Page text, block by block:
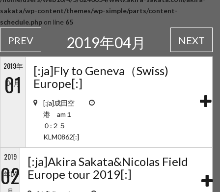
sakata/wp-content/themes/wp-simple/parts/content-
schedule.php on line 65
PREV 2019年04月 NEXT
2019年
04月
01
[:ja]Fly to Geneva（Swiss)
Europe[:]
[:ja]成田空
港 am１
０:２５
KLM0862[:]
2019
年04
02
[:ja]Akira Sakata&Nicolas Field
Europe tour 2019[:]